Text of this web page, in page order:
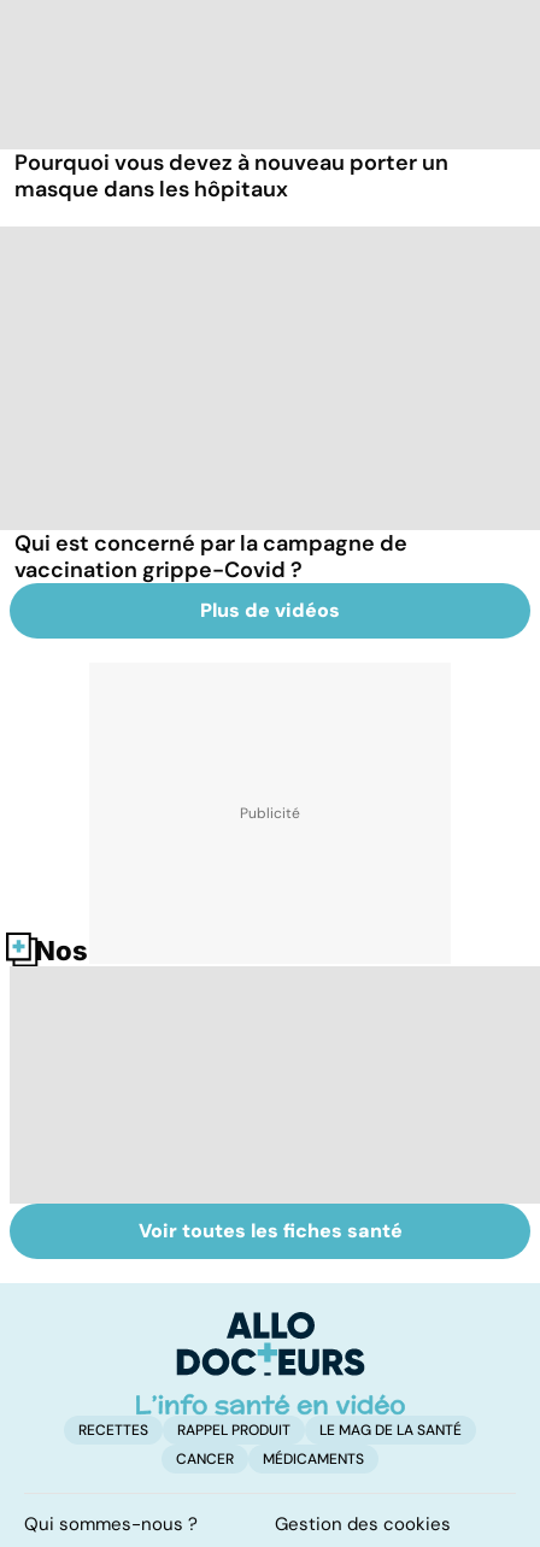
Pourquoi vous devez à nouveau porter un
masque dans les hôpitaux
Qui est concerné par la campagne de
vaccination grippe-Covid ?
Plus de vidéos
Nos fiches santé
Tout savoir sur
les infections
Covid-19 : tout
savoir sur la
Voir toutes les fiches santé
RECETTES RAPPEL PRODUIT
LE MAG DE LA SANTÉ
CANCER
MÉDICAMENTS
Qui sommes-nous ?
Gestion des cookies